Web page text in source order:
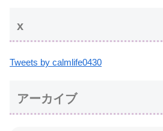
x
Tweets by calmlife0430
アーカイブ